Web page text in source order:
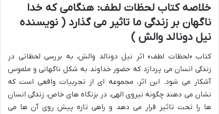
خلاصه کتاب لحظات لطف: هنگامی که خدا
ناگهان بر زندگی ما تاثیر می گذارد ( نویسنده
نیل دونالد والش )
کتاب «لحظات لطف» اثر نیل دونالد والش، به بررسی لحظاتی در
زندگی انسان می پردازد که حضور خداوند به شکل ناگهانی و ملموس
آشکار می شود. این اثر، مجموعه ای از تجربیات واقعی است که
نشان می دهند چگونه نیروی الهی، در بزنگاه های خاص، زندگی انسان
ها را تحت تاثیر قرار می دهد و راهی تازه پیش روی آن ها می